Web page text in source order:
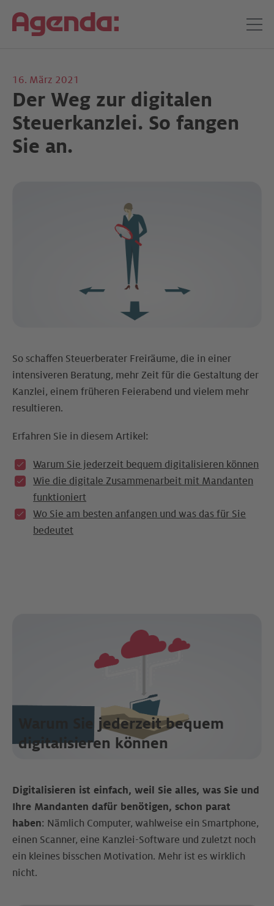
16. März 2021
Der Weg zur digitalen
Steuerkanzlei. So fangen
Sie an.
So schaffen Steuerberater Freiräume, die in einer
intensiveren Beratung, mehr Zeit für die Gestaltung der
Kanzlei, einem früheren Feierabend und vielem mehr
resultieren.
Erfahren Sie in diesem Artikel:
Warum Sie jederzeit bequem digitalisieren können
Wie die digitale Zusammenarbeit mit Mandanten
funktioniert
Wo Sie am besten anfangen und was das für Sie
bedeutet
Warum Sie jederzeit bequem
digitalisieren können
Digitalisieren ist einfach, weil Sie alles, was Sie und
Ihre Mandanten dafür benötigen, schon parat
haben: Nämlich Computer, wahlweise ein Smartphone,
einen Scanner, eine Kanzlei-Software und zuletzt noch
ein kleines bisschen Motivation. Mehr ist es wirklich
nicht.